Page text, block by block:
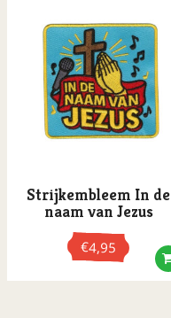
Strijkembleem In de
naam van Jezus
€4,95